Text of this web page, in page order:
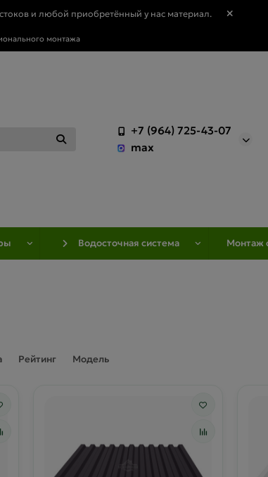
и любой приобретённый у нас материал.
монтажа
+7 (964) 725-43-07
max
Водосточная система Монтаж
Рейтинг Модель